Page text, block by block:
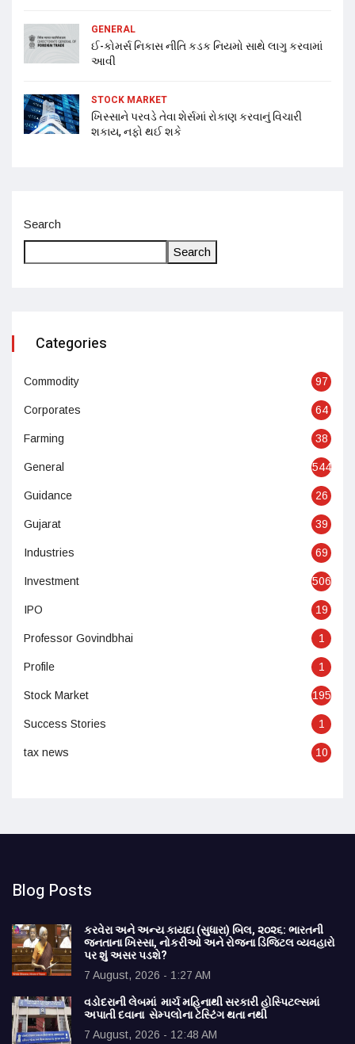
GENERAL
ઈ-કોમર્સ નિકાસ નીતિ કડક નિયમો સાથે લાગુ કરવામાં
આવી
STOCK MARKET
ખિસ્સાને પરવડે તેવા શેર્સમાં રોકાણ કરવાનું વિચારી
શકાય, નફો થઈ શકે
Search
Search
Categories
Commodity 97
Corporates 64
Farming 38
General 544
Guidance 26
Gujarat 39
Industries 69
Investment 506
IPO 19
Professor Govindbhai 1
Profile 1
Stock Market 195
Success Stories 1
tax news 10
Blog Posts
કરવેરા અને અન્ય કાયદા (સુધારા) બિલ, ૨૦૨૬: ભારતની
જનતાના ખિસ્સા, નોકરીઓ અને રોજના ડિજિટલ વ્યવહારો
પર શું અસર પડશે?
7 August, 2026 - 1:27 AM
વડોદરાની લેબમાં માર્ચ મહિનાથી સરકારી હોસ્પિટલ્સમાં
અપાતી દવાના સેમ્પલોના ટેસ્ટિંગ થતા નથી
7 August, 2026 - 12:48 AM